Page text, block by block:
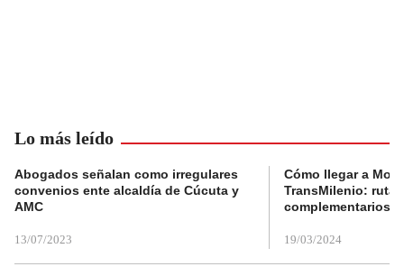
Lo más leído
Abogados señalan como irregulares
convenios ente alcaldía de Cúcuta y
AMC
13/07/2023
Cómo llegar a
TransMilenio:
complementarios
19/03/2024